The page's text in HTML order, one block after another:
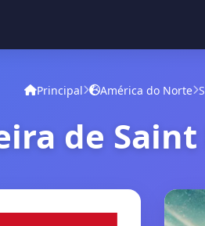
Principal América do Norte
de